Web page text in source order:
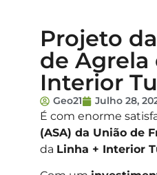
Projeto
de Agrela
Interior
Geo21 Julho 28,
É com enorme
(ASA) da União de
da Linha + Interior